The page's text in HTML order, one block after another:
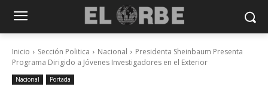
Inicio Sección Politica Nacional
Presidenta Sheinbaum Presenta
Programa Dirigido a Jóvenes Investigadores en el Exterior
Nacional Portada